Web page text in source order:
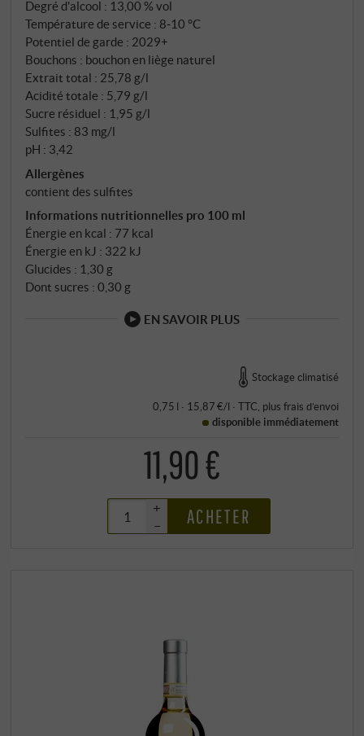
Mourvèdre, répandu dans le sud de la France et en
Espagne.
Degré d'alcool : 13,00 % vol
Température de service : 8‑10 °C
Potentiel de garde : 2029+
Bouchons : bouchon en liège naturel
Extrait total : 25,78 g/l
Acidité totale : 5,79 g/l
Sucre résiduel : 1,95 g/l
Sulfites : 83 mg/l
pH : 3,42
Allergènes
contient des sulfites
Informations nutritionnelles pro 100 ml
Énergie en kcal : 77 kcal
Énergie en kJ : 322 kJ
Glucides : 1,30 g
Dont sucres : 0,30 g
EN SAVOIR PLUS
Stockage climatisé
0,75 l · 15,87 €/l · TTC, plus frais d’envoi
disponible immédiatement
11,90 €
+
–
ACHETER